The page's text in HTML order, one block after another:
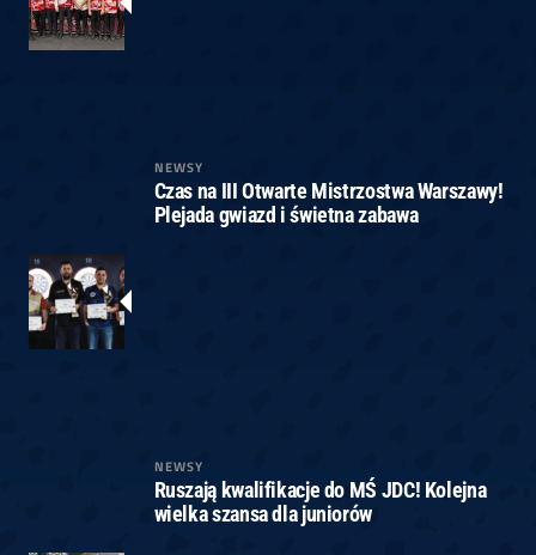
NEWSY
Czas na III Otwarte Mistrzostwa Warszawy!
Plejada gwiazd i świetna zabawa
NEWSY
Ruszają kwalifikacje do MŚ JDC! Kolejna
wielka szansa dla juniorów